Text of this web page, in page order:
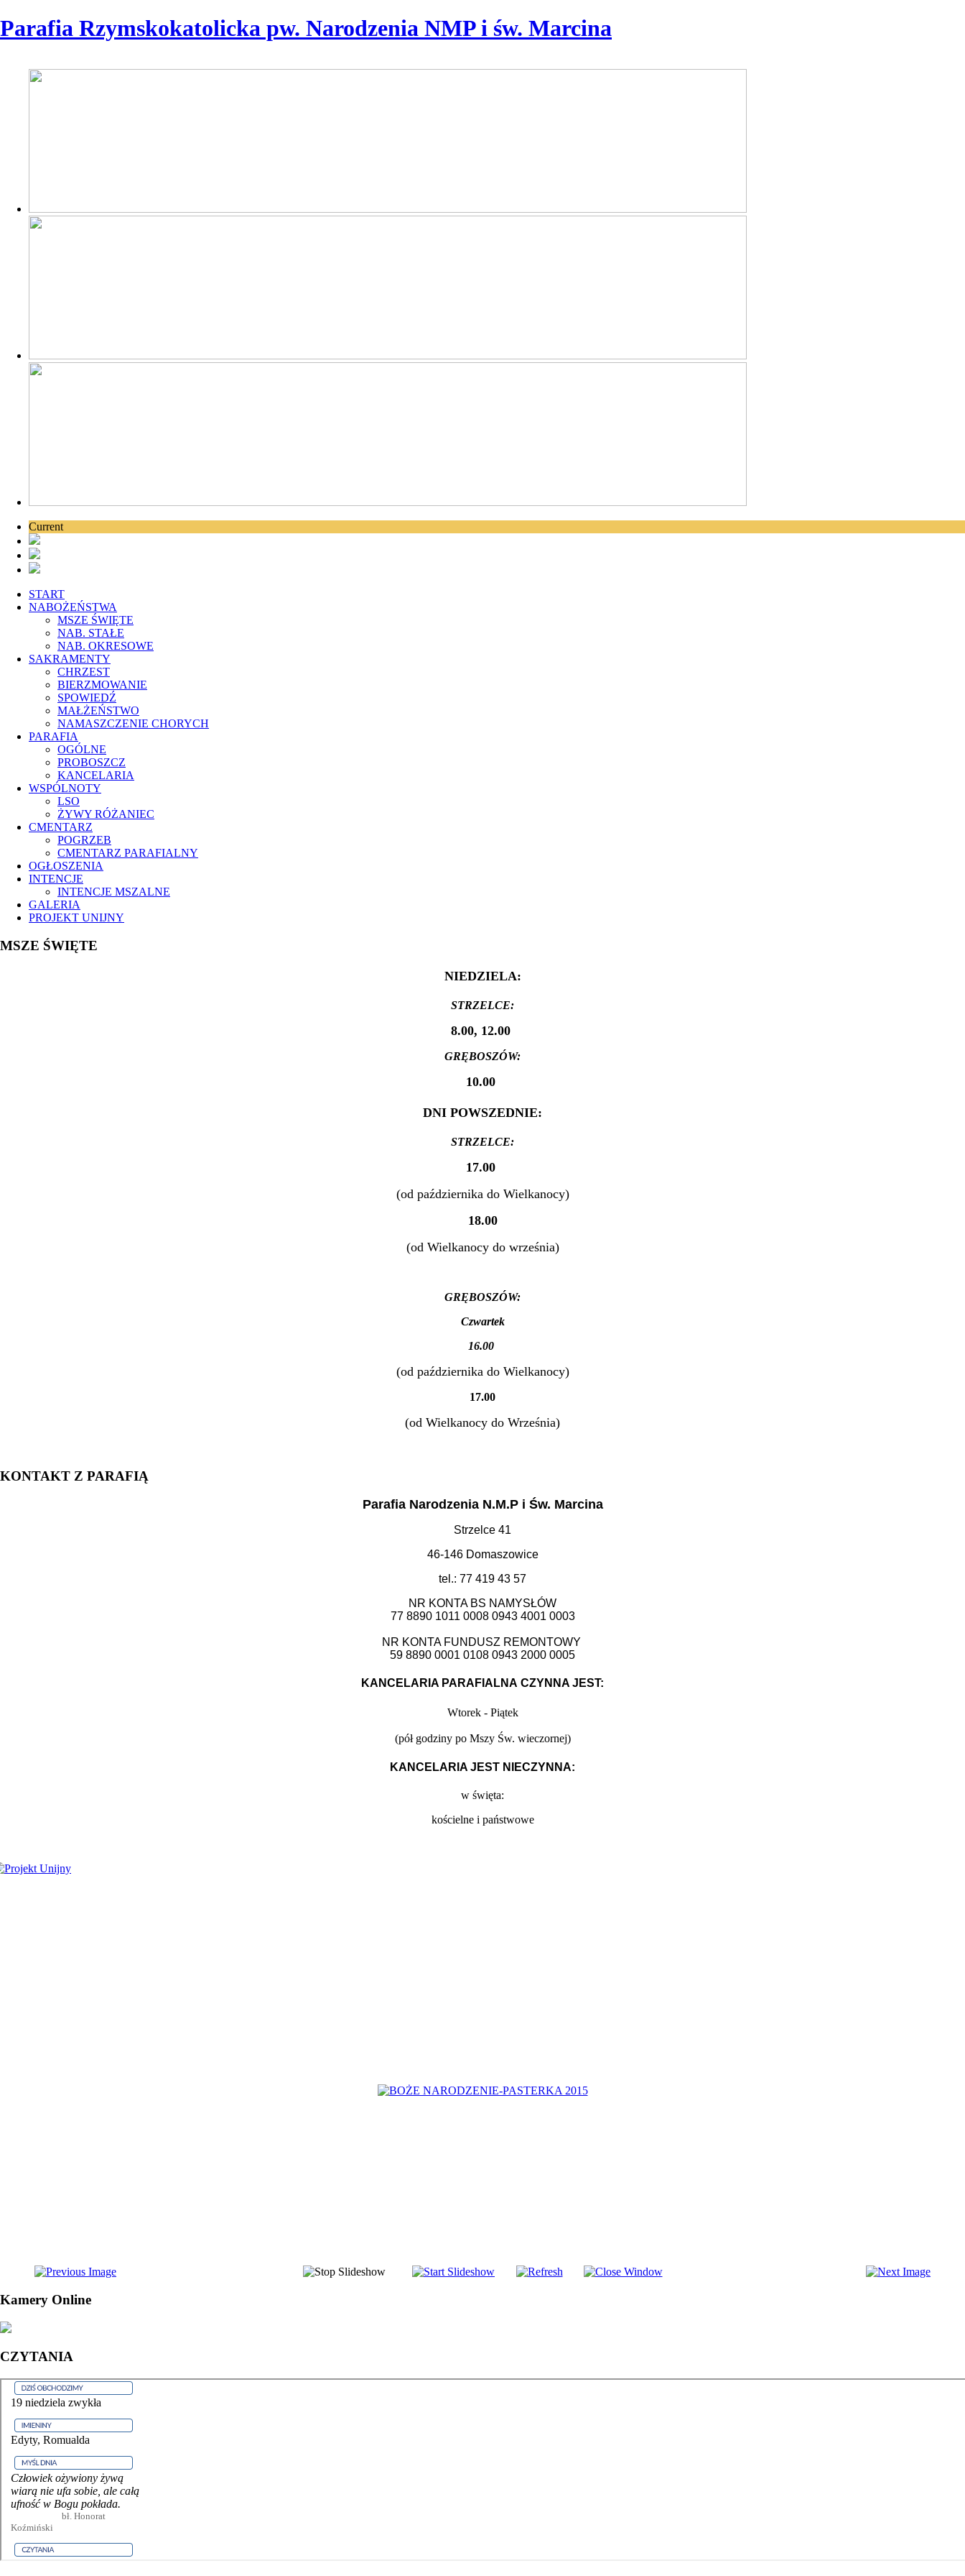
Parafia Rzymskokatolicka pw. Narodzenia NMP i św. Marcina
Current
START
NABOŻEŃSTWA
MSZE ŚWIĘTE
NAB. STAŁE
NAB. OKRESOWE
SAKRAMENTY
CHRZEST
BIERZMOWANIE
SPOWIEDŹ
MAŁŻEŃSTWO
NAMASZCZENIE CHORYCH
PARAFIA
OGÓLNE
PROBOSZCZ
KANCELARIA
WSPÓLNOTY
LSO
ŻYWY RÓŻANIEC
CMENTARZ
POGRZEB
CMENTARZ PARAFIALNY
OGŁOSZENIA
INTENCJE
INTENCJE MSZALNE
GALERIA
PROJEKT UNIJNY
MSZE ŚWIĘTE
NIEDZIELA:
STRZELCE:
8.00, 12.00
GRĘBOSZÓW:
10.00
DNI POWSZEDNIE:
STRZELCE:
17.00
(od października do Wielkanocy)
18.00
(od Wielkanocy do września)
GRĘBOSZÓW:
Czwartek
16.00
(od października do Wielkanocy)
17.00
(od Wielkanocy do Września)
KONTAKT Z PARAFIĄ
Parafia Narodzenia N.M.P i Św. Marcina
Strzelce 41
46-146 Domaszowice
tel.: 77 419 43 57
NR KONTA BS NAMYSŁÓW
77 8890 1011 0008 0943 4001 0003
NR KONTA FUNDUSZ REMONTOWY
59 8890 0001 0108 0943 2000 0005
KANCELARIA PARAFIALNA CZYNNA JEST:
Wtorek - Piątek
(pół godziny po Mszy Św. wieczornej)
KANCELARIA JEST NIECZYNNA:
w święta:
kościelne i państwowe
Kamery Online
CZYTANIA